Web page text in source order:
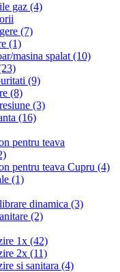
gaz (4)
(7)
(1)
masina spalat (10)
(9)
(8)
(3)
(16)
pentru teava
pentru teava Cupru (4)
(1)
dinamica (3)
(2)
1x (42)
2x (11)
si sanitara (4)